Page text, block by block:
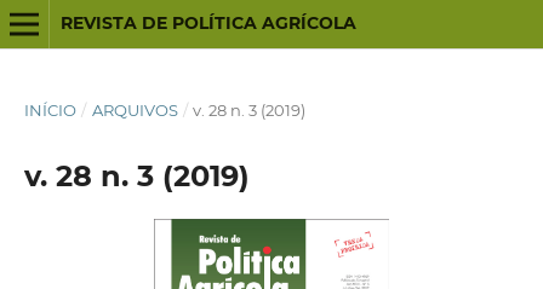
REVISTA DE POLÍTICA AGRÍCOLA
INÍCIO / ARQUIVOS / v. 28 n. 3 (2019)
v. 28 n. 3 (2019)